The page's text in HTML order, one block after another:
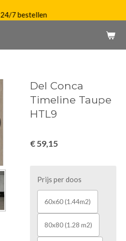
24/7 bestellen
Del Conca
Timeline Taupe
HTL9
€ 59,15
Prijs per doos
60x60 (1.44m2)
80x80 (1.28 m2)